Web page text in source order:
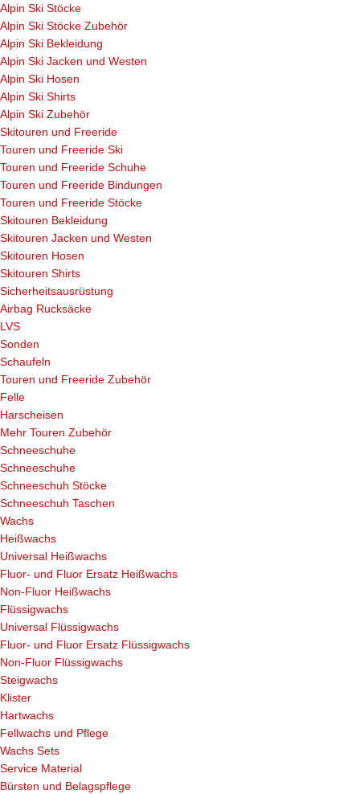
Alpin Ski Stöcke
Alpin Ski Stöcke Zubehör
Alpin Ski Bekleidung
Alpin Ski Jacken und Westen
Alpin Ski Hosen
Alpin Ski Shirts
Alpin Ski Zubehör
Skitouren und Freeride
Touren und Freeride Ski
Touren und Freeride Schuhe
Touren und Freeride Bindungen
Touren und Freeride Stöcke
Skitouren Bekleidung
Skitouren Jacken und Westen
Skitouren Hosen
Skitouren Shirts
Sicherheitsausrüstung
Airbag Rucksäcke
LVS
Sonden
Schaufeln
Touren und Freeride Zubehör
Felle
Harscheisen
Mehr Touren Zubehör
Schneeschuhe
Schneeschuhe
Schneeschuh Stöcke
Schneeschuh Taschen
Wachs
Heißwachs
Universal Heißwachs
Fluor- und Fluor Ersatz Heißwachs
Non-Fluor Heißwachs
Flüssigwachs
Universal Flüssigwachs
Fluor- und Fluor Ersatz Flüssigwachs
Non-Fluor Flüssigwachs
Steigwachs
Klister
Hartwachs
Fellwachs und Pflege
Wachs Sets
Service Material
Bürsten und Belagspflege